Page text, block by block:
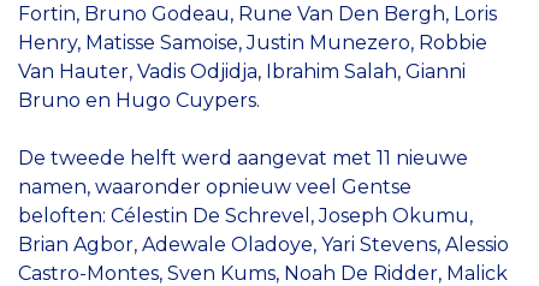
Fortin, Bruno Godeau, Rune Van Den Bergh, Loris
Henry, Matisse Samoise, Justin Munezero, Robbie
Van Hauter, Vadis Odjidja, Ibrahim Salah, Gianni
Bruno en Hugo Cuypers.
De tweede helft werd aangevat met 11 nieuwe
namen, waaronder opnieuw veel Gentse
beloften: Célestin De Schrevel, Joseph Okumu,
Brian Agbor, Adewale Oladoye, Yari Stevens, Alessio
Castro-Montes, Sven Kums, Noah De Ridder, Malick